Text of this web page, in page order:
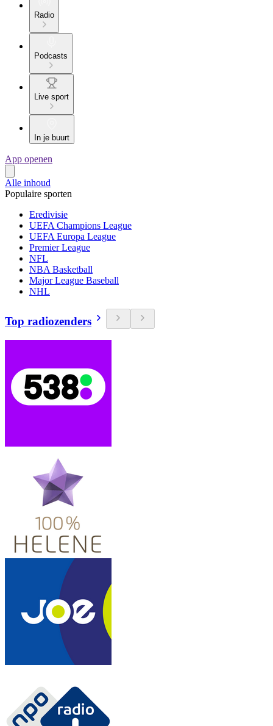
Radio
Podcasts
Live sport
In je buurt
App openen
Alle inhoud
Populaire sporten
Eredivisie
UEFA Champions League
UEFA Europa League
Premier League
NFL
NBA Basketball
Major League Baseball
NHL
Top radiozenders